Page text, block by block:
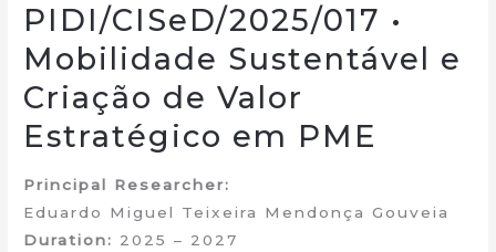
PIDI/CISeD/2025/017 •
Mobilidade Sustentável e
Criação de Valor
Estratégico em PME
Principal Researcher:
Eduardo Miguel Teixeira Mendonça Gouveia
Duration: 2025 – 2027